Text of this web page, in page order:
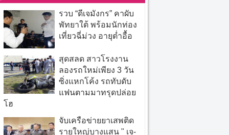
รวบ “ดีเจมังกร” คาผับ
พัทยาใต้ พร้อมนักท่อง
เที่ยวฉี่ม่วง อายุต่ำอื้อ
สุดสลด สาวโรงงาน
ลองรถใหม่เพียง 3 วัน
ซิ่งแหกโค้ง รถทับดับ
แฟนตามมาทรุดปล่อย
โฮ
จับเครือข่ายยาเสพติด
รายใหญ่บางแสน " เจ-